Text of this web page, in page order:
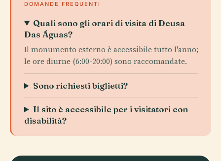
DOMANDE FREQUENTI
Quali sono gli orari di visita di Deusa
Das Águas?
Il monumento esterno è accessibile tutto l'anno;
le ore diurne (6:00-20:00) sono raccomandate.
Sono richiesti biglietti?
Il sito è accessibile per i visitatori con
disabilità?